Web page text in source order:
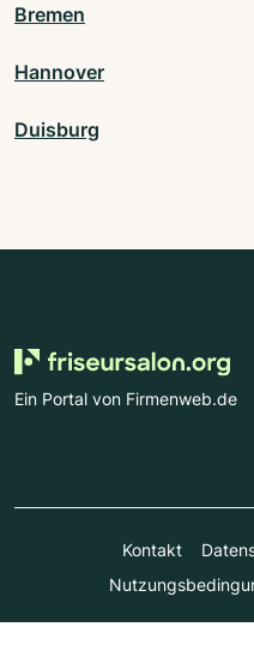
Bremen
Hannover
Duisburg
Ein Portal von Firmenweb.de
Kontakt